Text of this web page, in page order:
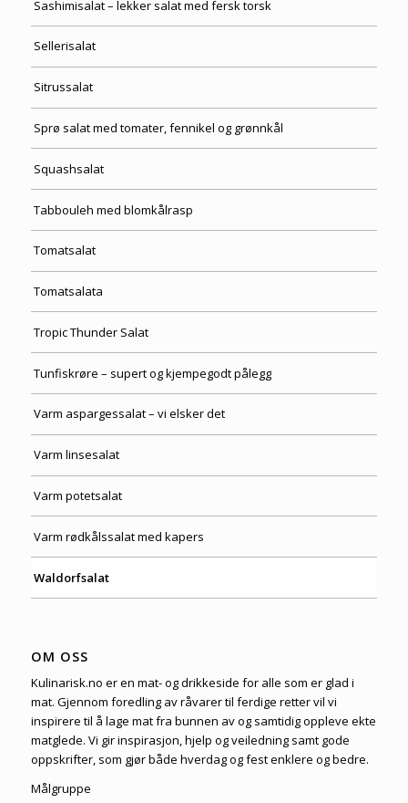
Sashimisalat – lekker salat med fersk torsk
Sellerisalat
Sitrussalat
Sprø salat med tomater, fennikel og grønnkål
Squashsalat
Tabbouleh med blomkålrasp
Tomatsalat
Tomatsalata
Tropic Thunder Salat
Tunfiskrøre – supert og kjempegodt pålegg
Varm aspargessalat – vi elsker det
Varm linsesalat
Varm potetsalat
Varm rødkålssalat med kapers
Waldorfsalat
OM OSS
Kulinarisk.no er en mat- og drikkeside for alle som er glad i
mat. Gjennom foredling av råvarer til ferdige retter vil vi
inspirere til å lage mat fra bunnen av og samtidig oppleve ekte
matglede. Vi gir inspirasjon, hjelp og veiledning samt gode
oppskrifter, som gjør både hverdag og fest enklere og bedre.
Målgruppe